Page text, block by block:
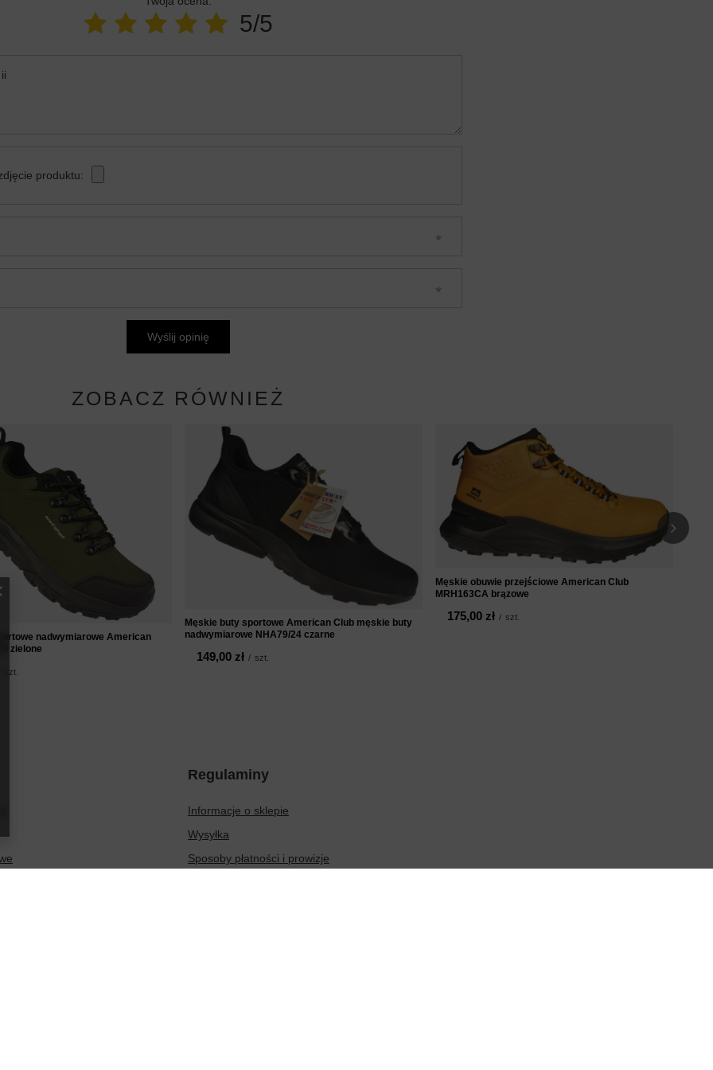
5/5
produktu:
Wyślij opinię
ZOBACZ RÓWNIEŻ
nadwymiarowe American
zielone
szt.
Męskie buty sportowe American Club męskie buty
nadwymiarowe NHA79/24 czarne
149,00 zł / szt.
Męskie obuwie przejściowe American Club
MRH163CA brązowe
175,00 zł / szt.
Regulaminy
Informacje o sklepie
Wysyłka
Sposoby płatności i prowizje